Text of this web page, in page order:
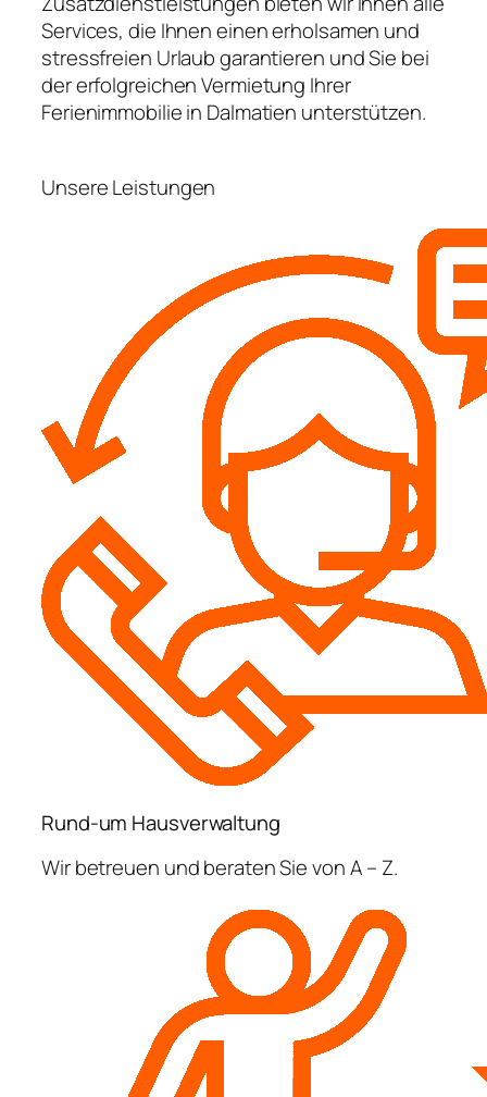
Services, die Ihnen einen erholsamen und
stressfreien Urlaub garantieren und Sie bei
der erfolgreichen Vermietung Ihrer
Ferienimmobilie in Dalmatien unterstützen.
Unsere Leistungen
Rund-um Hausverwaltung
Wir betreuen und beraten Sie von A – Z.